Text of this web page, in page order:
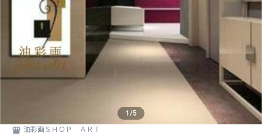
1 /5
油彩画ＳＨＯＰ ＡＲＴ